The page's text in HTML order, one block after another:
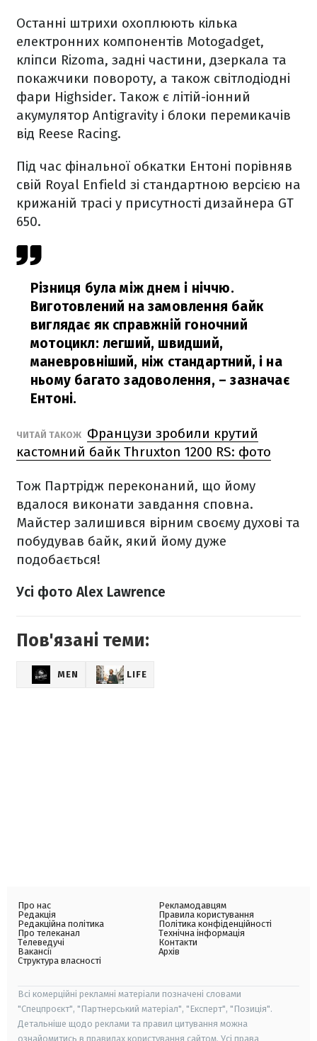
Останні штрихи охоплюють кілька
електронних компонентів Motogadget,
кліпси Rizoma, задні частини, дзеркала та
покажчики повороту, а також світлодіодні
фари Highsider. Також є літій-іонний
акумулятор Antigravity і блоки перемикачів
від Reese Racing.
Під час фінальної обкатки Ентоні порівняв
свій Royal Enfield зі стандартною версією на
крижаній трасі у присутності дизайнера GT
650.
Різниця була між днем і ніччю.
Виготовлений на замовлення байк
виглядає як справжній гоночний
мотоцикл: легший, швидший,
маневровніший, ніж стандартний, і на
ньому багато задоволення, – зазначає
Ентоні.
ЧИТАЙ ТАКОЖ Французи зробили крутий
кастомний байк Thruxton 1200 RS: фото
Тож Партрідж переконаний, що йому
вдалося виконати завдання сповна.
Майстер залишився вірним своєму духові та
побудував байк, який йому дуже
подобається!
Усі фото Alex Lawrence
Пов'язані теми:
MEN LIFE
Про нас
Редакція
Редакційна політика
Про телеканал
Телеведучі
Вакансії
Структура власності
Рекламодавцям
Правила користування
Політика конфіденційності
Технічна інформація
Контакти
Архів
Всі комерційні рекламні матеріали позначені словами
"Спецпроєкт", "Партнерський матеріал", "Експерт", "Позиція".
Детальніше щодо реклами та правил цитування можна
ознайомитись в правилах користування сайтом. Усі права